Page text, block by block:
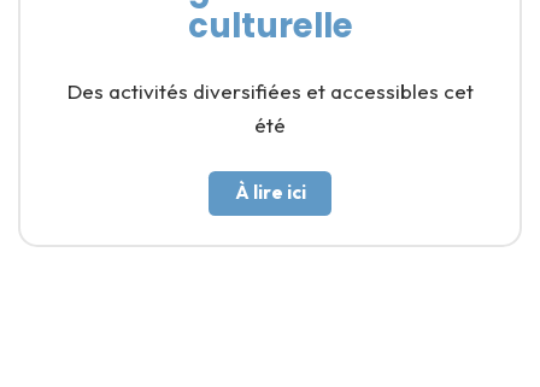
culturelle
Des activités diversifiées et accessibles cet
été
À lire ici